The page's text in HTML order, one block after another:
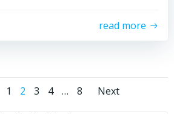
read more
Navegación
Página
1 Página
2 Página
3 Página
4 … Página
8 Next